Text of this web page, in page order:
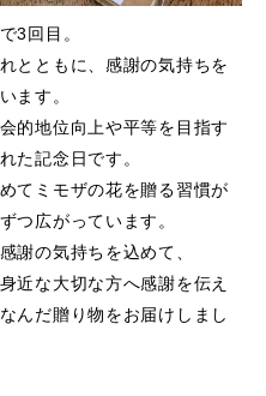
3回目。
とともに、感謝の気持ちを
ます。
的地位向上や平等を目指す
た記念日です。
てミモザの花を贈る習慣が
つ広がっています。
謝の気持ちを込めて、
近な大切な方へ感謝を伝え
んだ贈り物をお届けしまし